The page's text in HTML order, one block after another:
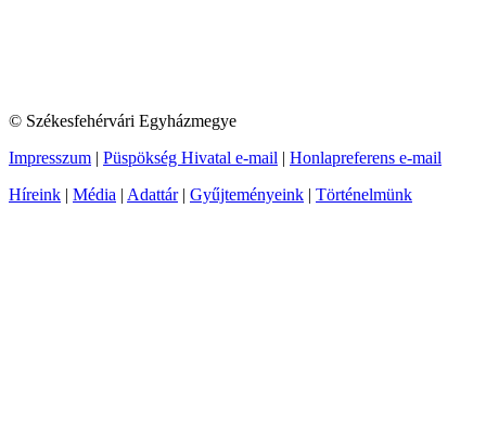
© Székesfehérvári Egyházmegye
Impresszum | Püspökség Hivatal e-mail | Honlapreferens e-mail
Híreink | Média | Adattár| Gyűjteményeink | Történelmünk